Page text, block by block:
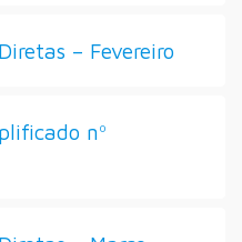
– Fevereiro
nº